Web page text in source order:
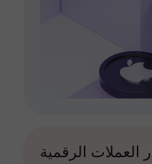
العملات الرقمية